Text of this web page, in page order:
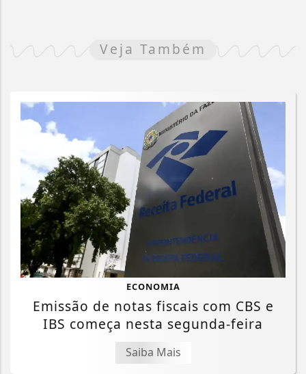
Veja Também
ECONOMIA
Emissão de notas fiscais com CBS e
IBS começa nesta segunda-feira
Saiba Mais